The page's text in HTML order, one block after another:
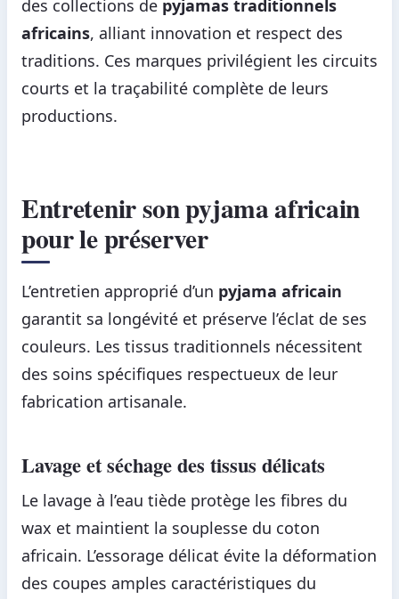
des collections de pyjamas traditionnels
africains, alliant innovation et respect des
traditions. Ces marques privilégient les circuits
courts et la traçabilité complète de leurs
productions.
Entretenir son pyjama africain
pour le préserver
L’entretien approprié d’un pyjama africain
garantit sa longévité et préserve l’éclat de ses
couleurs. Les tissus traditionnels nécessitent
des soins spécifiques respectueux de leur
fabrication artisanale.
Lavage et séchage des tissus délicats
Le lavage à l’eau tiède protège les fibres du
wax et maintient la souplesse du coton
africain. L’essorage délicat évite la déformation
des coupes amples caractéristiques du